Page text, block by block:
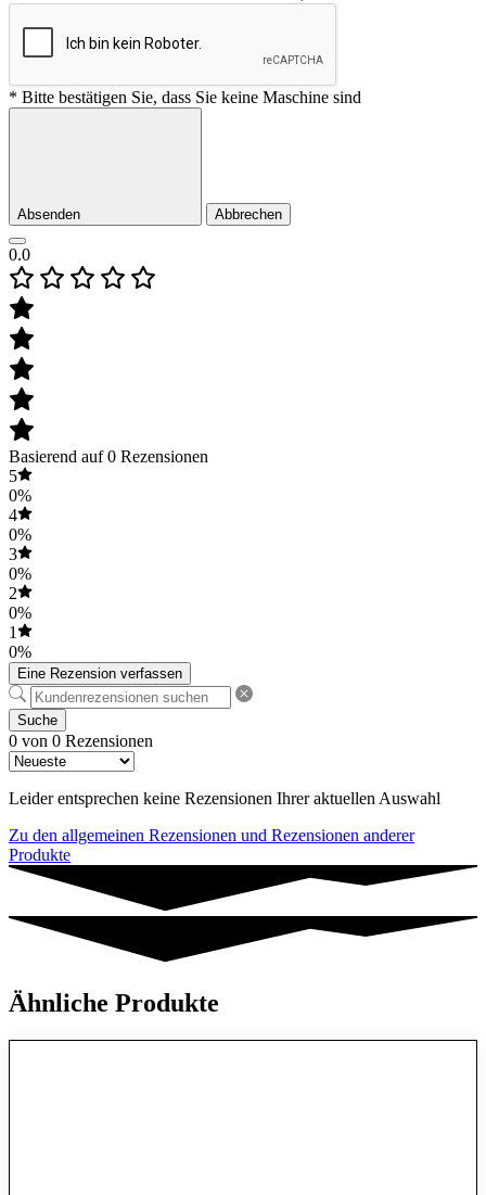
* Bitte bestätigen Sie, dass Sie keine Maschine sind
Absenden Abbrechen
0.0
Basierend auf 0 Rezensionen
5
0%
4
0%
3
0%
2
0%
1
0%
Eine Rezension verfassen
Suche
0 von 0 Rezensionen
Leider entsprechen keine Rezensionen Ihrer aktuellen Auswahl
Zu den allgemeinen Rezensionen und Rezensionen anderer
Produkte
Ähnliche Produkte